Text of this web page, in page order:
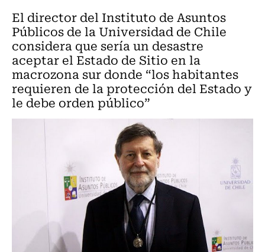
El director del Instituto de Asuntos
Públicos de la Universidad de Chile
considera que sería un desastre
aceptar el Estado de Sitio en la
macrozona sur donde “los habitantes
requieren de la protección del Estado y
le debe orden público”